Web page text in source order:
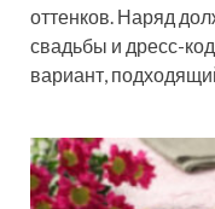
оттенков. Наряд
свадьбы и дресс-
вариант,